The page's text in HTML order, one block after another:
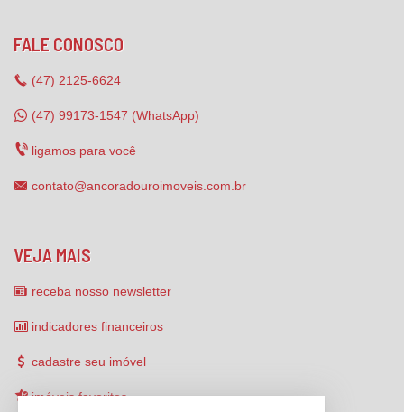
FALE CONOSCO
(47) 2125-6624
(47) 99173-1547 (WhatsApp)
ligamos para você
contato@ancoradouroimoveis.com.br
VEJA MAIS
receba nosso newsletter
indicadores financeiros
cadastre seu imóvel
imóveis favoritos